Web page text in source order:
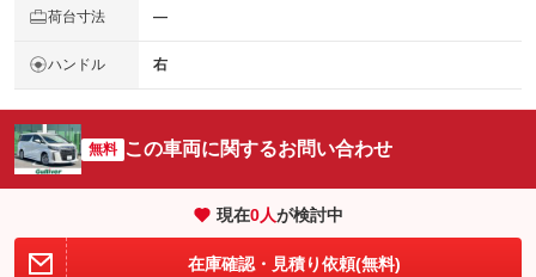
荷台寸法 ―
ハンドル 右
無料 この車両に関するお問い合わせ
現在0人が検討中
在庫確認・見積り依頼(無料)